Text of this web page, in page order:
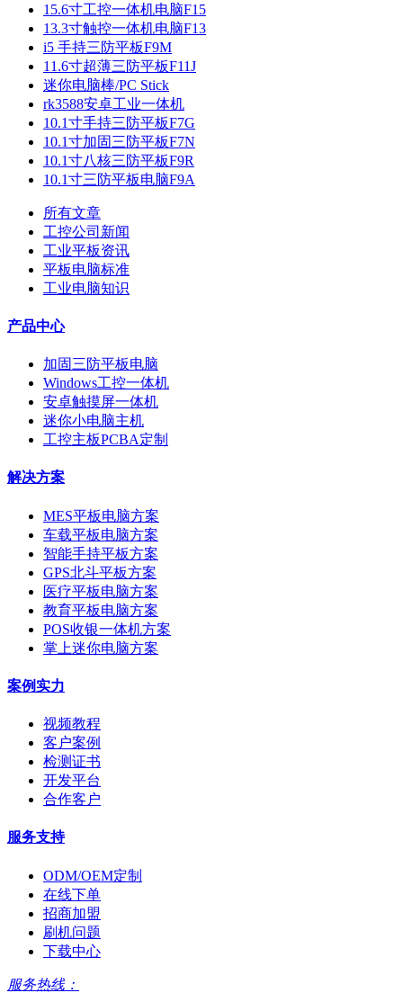
15.6寸工控一体机电脑F15
13.3寸触控一体机电脑F13
i5 手持三防平板F9M
11.6寸超薄三防平板F11J
迷你电脑棒/PC Stick
rk3588安卓工业一体机
10.1寸手持三防平板F7G
10.1寸加固三防平板F7N
10.1寸八核三防平板F9R
10.1寸三防平板电脑F9A
所有文章
工控公司新闻
工业平板资讯
平板电脑标准
工业电脑知识
产品中心
加固三防平板电脑
Windows工控一体机
安卓触摸屏一体机
迷你小电脑主机
工控主板PCBA定制
解决方案
MES平板电脑方案
车载平板电脑方案
智能手持平板方案
GPS北斗平板方案
医疗平板电脑方案
教育平板电脑方案
POS收银一体机方案
掌上迷你电脑方案
案例实力
视频教程
客户案例
检测证书
开发平台
合作客户
服务支持
ODM/OEM定制
在线下单
招商加盟
刷机问题
下载中心
服务热线：